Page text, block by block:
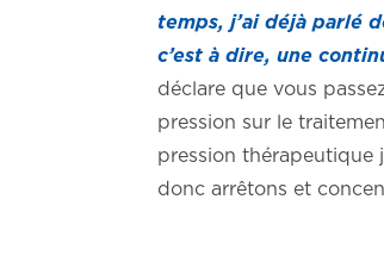
temps, j’ai déjà parlé
c’est à dire, une
déclare que vous
pression sur le
pression thérapeutique
donc arrêtons et